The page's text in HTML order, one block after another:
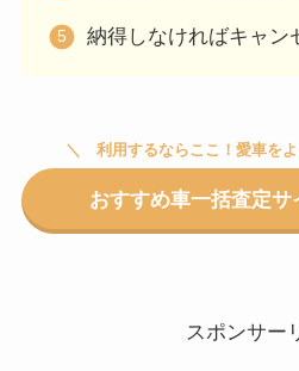
納得しなければキャン
利用するならここ！愛車を
おすすめ車一括査定サ
スポンサー